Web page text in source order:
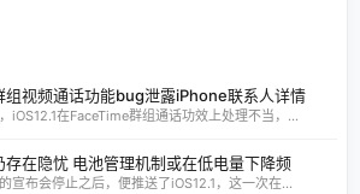
组视频通话功能bug泄露iPhone联系人详情
在FaceTime群组通话功效上处理不当，...
存在隐忧 电池管理机制或在低电量下降频
布会停止之后，便推送了iOS12.1，这一次在...